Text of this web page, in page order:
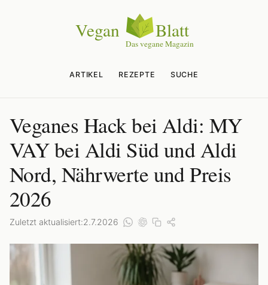
ARTIKEL REZEPTE SUCHE
Veganes Hack bei Aldi: MY
VAY bei Aldi Süd und Aldi
Nord, Nährwerte und Preis
2026
Zuletzt aktualisiert:2.7.2026